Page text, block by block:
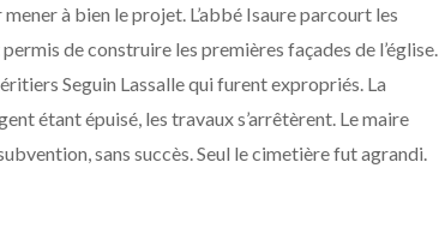
à bien le projet. L’abbé Isaure parcourt les
de construire les premières façades de l’église.
Seguin Lassalle qui furent expropriés. La
étant épuisé, les travaux s’arrêtèrent. Le maire
sans succès. Seul le cimetière fut agrandi.